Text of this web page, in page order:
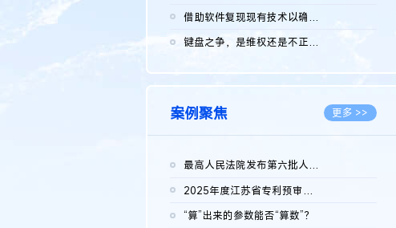
借助软件复现现有技术以确认相关参数特征是否被公开
键盘之争，是维权还是不正当竞争？
案例聚焦 更多 >>
最高人民法院发布第六批人民法院种业知识产权司法保护典型案例 含...
2025年度江苏省专利预审典型案例
“算”出来的参数能否“算数”？